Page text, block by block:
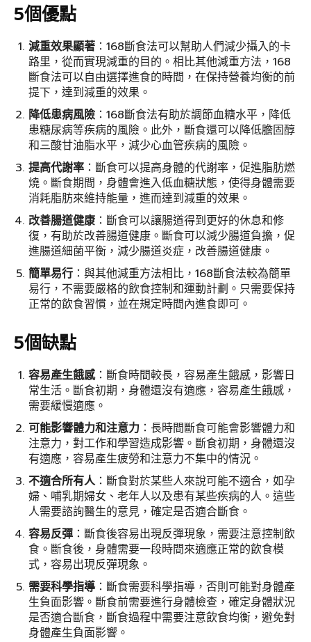
5個優點
減重效果顯著 ：168斷食法可以幫助人們減少攝入的卡
路里，從而實現減重的目的。相比其他減重方法，168
斷食法可以自由選擇進食的時間，在保持營養均衡的前
提下，達到減重的效果。
降低患病風險 ：168斷食法有助於調節血糖水平，降低
患糖尿病等疾病的風險。此外，斷食還可以降低膽固醇
和三酸甘油脂水平，減少心血管疾病的風險。
提高代謝率 ：斷食可以提高身體的代謝率，促進脂肪燃
燒。斷食期間，身體會進入低血糖狀態，使得身體需要
消耗脂肪來維持能量，進而達到減重的效果。
改善腸道健康 ：斷食可以讓腸道得到更好的休息和修
復，有助於改善腸道健康。斷食可以減少腸道負擔，促
進腸道細菌平衡，減少腸道炎症，改善腸道健康。
簡單易行 ：與其他減重方法相比，168斷食法較為簡單
易行，不需要嚴格的飲食控制和運動計劃。只需要保持
正常的飲食習慣，並在規定時間內進食即可。
5個缺點
容易產生餓感：斷食時間較長，容易產生餓感，影響日
常生活。斷食初期，身體還沒有適應，容易產生餓感，
需要緩慢適應。
可能影響體力和注意力 ：長時間斷食可能會影響體力和
注意力，對工作和學習造成影響。斷食初期，身體還沒
有適應，容易產生疲勞和注意力不集中的情況。
不適合所有人：斷食對於某些人來說可能不適合，如孕
婦、哺乳期婦女、老年人以及患有某些疾病的人。這些
人需要諮詢醫生的意見，確定是否適合斷食。
容易反彈 ：斷食後容易出現反彈現象，需要注意控制飲
食。斷食後，身體需要一段時間來適應正常的飲食模
式，容易出現反彈現象。
需要科學指導 ：斷食需要科學指導，否則可能對身體產
生負面影響。斷食前需要進行身體檢查，確定身體狀況
是否適合斷食，斷食過程中需要注意飲食均衡，避免對
身體產生負面影響。